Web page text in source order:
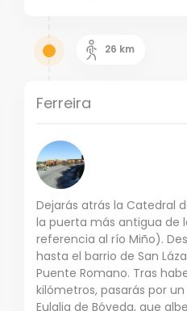
26 km
Ferreira
Dejarás atrás la Catedral
la puerta más antigua de
referencia al río Miño).
hasta el barrio de San
Puente Romano. Tras
kilómetros, pasarás por
Eulalia de Bóveda, que